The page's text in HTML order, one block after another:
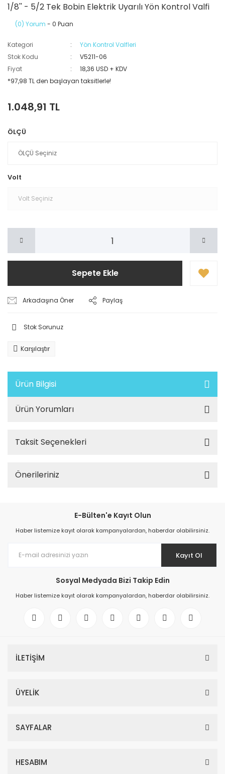
1/8'' - 5/2 Tek Bobin Elektrik Uyarılı Yön Kontrol Valfi
(0) Yorum - 0 Puan
Kategori
Yön Kontrol Valfleri
Stok Kodu
V5211-06
Fiyat
18,36 USD + KDV
*97,98 TL den başlayan taksitlerle!
1.048,91 TL
ÖLÇÜ
Volt
Sepete Ekle
Arkadaşına Öner Paylaş
Stok Sorunuz
Karşılaştır
Ürün Bilgisi
Ürün Yorumları
Taksit Seçenekleri
Önerileriniz
E-Bülten'e Kayıt Olun
Haber listemize kayıt olarak kampanyalardan, haberdar olabilirsiniz.
Kayıt Ol
Sosyal Medyada Bizi Takip Edin
Haber listemize kayıt olarak kampanyalardan, haberdar olabilirsiniz.
İLETİŞİM
ÜYELİK
SAYFALAR
HESABIM